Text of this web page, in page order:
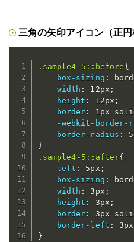
三角の矢印アイコン（正円
.sample4-5::before {
box-sizing :
width : 12px ;
height : 12px ;
border : 1px
-webkit-border-
border-radius :
}
.sample4-5::after{
left : 5px ;
box-sizing :
width : 3px ;
height : 3px ;
border : 3px
border-left :
}